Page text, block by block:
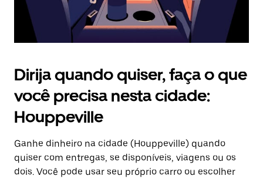
Dirija quando quiser, faça o que
você precisa nesta cidade:
Houppeville
Ganhe dinheiro na cidade (Houppeville) quando
quiser com entregas, se disponíveis, viagens ou os
dois. Você pode usar seu próprio carro ou escolher